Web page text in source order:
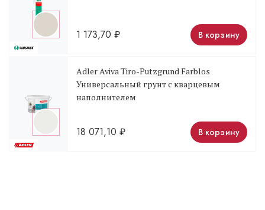
1 173,70 ₽ В корзину
Adler Aviva Tiro-Putzgrund Farblos
Универсальный грунт с кварцевым
наполнителем
18 071,10 ₽ В корзину